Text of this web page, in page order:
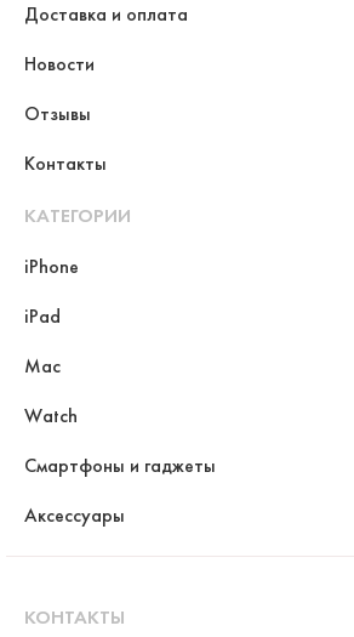
Доставка и оплата
Новости
Отзывы
Контакты
КАТЕГОРИИ
iPhone
iPad
Mac
Watch
Смартфоны и гаджеты
Аксессуары
КОНТАКТЫ